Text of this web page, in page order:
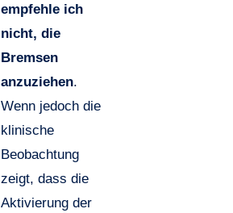
empfehle ich
nicht, die
Bremsen
anzuziehen.
Wenn jedoch die
klinische
Beobachtung
zeigt, dass die
Aktivierung der